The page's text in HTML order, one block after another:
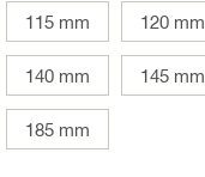
115 mm 120 mm
140 mm 145 mm
185 mm